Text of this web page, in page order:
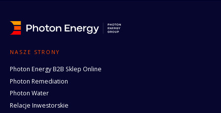
NASZE STRONY
Photon Energy B2B Sklep Online
Photon Remediation
Photon Water
Relacje Inwestorskie